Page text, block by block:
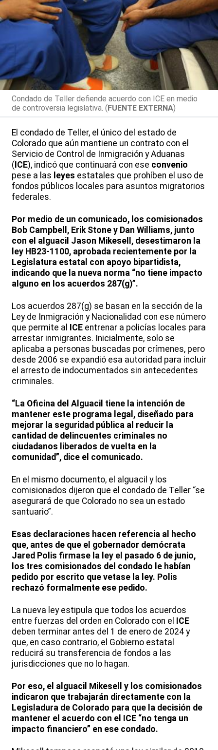
Condado de Teller defiende acuerdo con ICE en medio
de controversia legislativa. (FUENTE EXTERNA)
El condado de Teller, el único del estado de
Colorado que aún mantiene un contrato con el
Servicio de Control de Inmigración y Aduanas
( ICE), indicó que continuará con ese convenio
pese a las leyes estatales que prohíben el uso de
fondos públicos locales para asuntos migratorios
federales.
Por medio de un comunicado, los comisionados
Bob Campbell, Erik Stone y Dan Williams, junto
con el alguacil Jason Mikesell, desestimaron la
ley HB23-1100, aprobada recientemente por la
Legislatura estatal con apoyo bipartidista,
indicando que la nueva norma “no tiene impacto
alguno en los acuerdos 287(g)”.
Los acuerdos 287(g) se basan en la sección de la
Ley de Inmigración y Nacionalidad con ese número
que permite al
ICE entrenar a policías locales para
arrestar inmigrantes. Inicialmente, solo se
aplicaba a personas buscadas por crímenes, pero
desde 2006 se expandió esa autoridad para incluir
el arresto de indocumentados sin antecedentes
criminales.
“La Oficina del Alguacil tiene la intención de
mantener este programa legal, diseñado para
mejorar la seguridad pública al reducir la
cantidad de delincuentes criminales no
ciudadanos liberados de vuelta en la
comunidad”, dice el comunicado.
En el mismo documento, el alguacil y los
comisionados dijeron que el condado de Teller “se
asegurará de que Colorado no sea un estado
santuario”.
Esas declaraciones hacen referencia al hecho
que, antes de que el gobernador demócrata
Jared Polis firmase la ley el pasado 6 de junio,
los tres comisionados del condado le habían
pedido por escrito que vetase la ley. Polis
rechazó formalmente ese pedido.
La nueva ley estipula que todos los acuerdos
entre fuerzas del orden en Colorado con el
ICE
deben terminar antes del 1 de enero de 2024 y
que, en caso contrario, el Gobierno estatal
reducirá su transferencia de fondos a las
jurisdicciones que no lo hagan.
Por eso, el alguacil Mikesell y los comisionados
indicaron que trabajarán directamente con la
Legisladura de Colorado para que la decisión de
mantener el acuerdo con el ICE “no tenga un
impacto financiero” en ese condado.